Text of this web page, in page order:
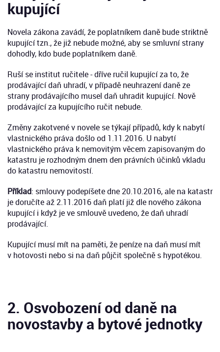
kupující
Novela zákona zavádí, že poplatníkem daně bude striktně
kupující tzn., že již nebude možné, aby se smluvní strany
dohodly, kdo bude poplatníkem daně.
Ruší se institut ručitele - dříve ručil kupující za to, že
prodávající daň uhradí, v případě neuhrazení daně ze
strany prodávajícího musel daň uhradit kupující. Nově
prodávající za kupujícího ručit nebude.
Změny zakotvené v novele se týkají případů, kdy k nabytí
vlastnického práva došlo od 1.11.2016. U nabytí
vlastnického práva k nemovitým věcem zapisovaným do
katastru je rozhodným dnem den právních účinků vkladu
do katastru nemovitostí.
Příklad: smlouvy podepíšete dne 20.10.2016, ale na katastr
je doručíte až 2.11.2016 daň platí již dle nového zákona
kupující i když je ve smlouvě uvedeno, že daň uhradí
prodávající.
Kupující musí mít na paměti, že peníze na daň musí mít
v hotovosti nebo si na daň půjčit společně s hypotékou.
2. Osvobození od daně na
novostavby a bytové jednotky